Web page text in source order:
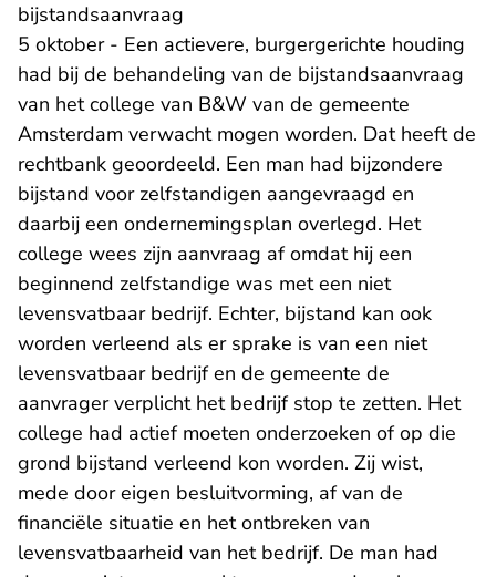
bijstandsaanvraag
5 oktober - Een actievere, burgergerichte houding
had bij de behandeling van de bijstandsaanvraag
van het college van B&W van de gemeente
Amsterdam verwacht mogen worden. Dat heeft de
rechtbank geoordeeld. Een man had bijzondere
bijstand voor zelfstandigen aangevraagd en
daarbij een ondernemingsplan overlegd. Het
college wees zijn aanvraag af omdat hij een
beginnend zelfstandige was met een niet
levensvatbaar bedrijf. Echter, bijstand kan ook
worden verleend als er sprake is van een niet
levensvatbaar bedrijf en de gemeente de
aanvrager verplicht het bedrijf stop te zetten. Het
college had actief moeten onderzoeken of op die
grond bijstand verleend kon worden. Zij wist,
mede door eigen besluitvorming, af van de
financiële situatie en het ontbreken van
levensvatbaarheid van het bedrijf. De man had